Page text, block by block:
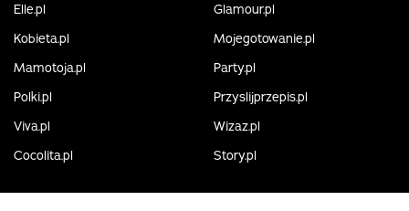
Elle.pl
Glamour.pl
Kobieta.pl
Mojegotowanie.pl
Mamotoja.pl
Party.pl
Polki.pl
Przyslijprzepis.pl
Viva.pl
Wizaz.pl
Cocolita.pl
Story.pl